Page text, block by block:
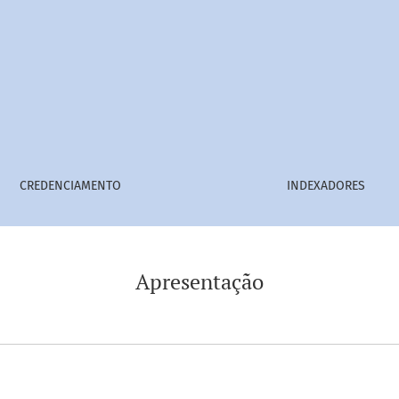
CREDENCIAMENTO INDEXADORES
Apresentação